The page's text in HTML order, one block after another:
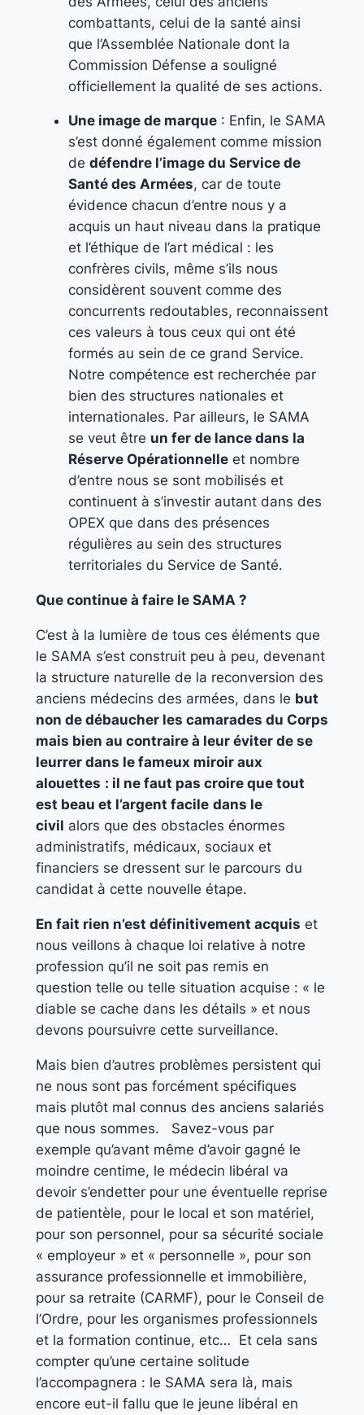
combattants, celui de la santé ainsi
que l’Assemblée Nationale dont la
Commission Défense a souligné
officiellement la qualité de ses actions.
Une image de marque: Enfin, le SAMA
s’est donné également comme mission
de défendre l’image du Service de
Santé des Armées, car de toute
évidence chacun d’entre nous y a
acquis un haut niveau dans la pratique
et l’éthique de l’art médical : les
confrères civils, même s’ils nous
considèrent souvent comme des
concurrents redoutables, reconnaissent
ces valeurs à tous ceux qui ont été
formés au sein de ce grand Service.
Notre compétence est recherchée par
bien des structures nationales et
internationales. Par ailleurs, le SAMA
se veut être un fer de lance dans la
Réserve Opérationnelleet nombre
d’entre nous se sont mobilisés et
continuent à s’investir autant dans des
OPEX que dans des présences
régulières au sein des structures
territoriales du Service de Santé.
Que continue à faire le SAMA ?
C’est à la lumière de tous ces éléments que
le SAMA s’est construit peu à peu, devenant
la structure naturelle de la reconversion des
anciens médecins des armées, dans le but
non de débaucher les camarades du Corps
mais bien au contraire à leur éviter de se
leurrer dans le fameux miroir aux
alouettes : il ne faut pas croire que tout
est beau et l’argent facile dans le
civil alors que des obstacles énormes
administratifs, médicaux, sociaux et
financiers se dressent sur le parcours du
candidat à cette nouvelle étape.
En fait rien n’est définitivement acquis et
nous veillons à chaque loi relative à notre
profession qu’il ne soit pas remis en
question telle ou telle situation acquise : « le
diable se cache dans les détails » et nous
devons poursuivre cette surveillance.
Mais bien d’autres problèmes persistent qui
ne nous sont pas forcément spécifiques
mais plutôt mal connus des anciens salariés
que nous sommes. Savez-vous par
exemple qu’avant même d’avoir gagné le
moindre centime, le médecin libéral va
devoir s’endetter pour une éventuelle reprise
de patientèle, pour le local et son matériel,
pour son personnel, pour sa sécurité sociale
« employeur » et « personnelle », pour son
assurance professionnelle et immobilière,
pour sa retraite (CARMF), pour le Conseil de
l’Ordre, pour les organismes professionnels
et la formation continue, etc… Et cela sans
compter qu’une certaine solitude
l’accompagnera : le SAMA sera là, mais
encore eut-il fallu que le jeune libéral en